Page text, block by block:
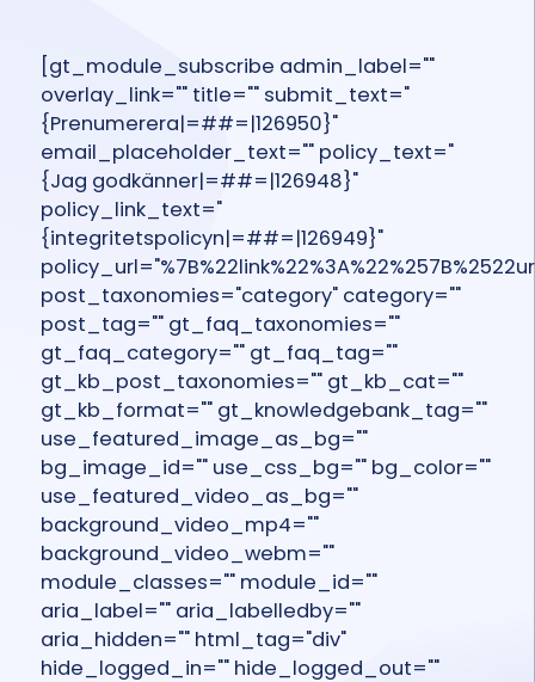
[gt_module_subscribe admin_label=""
overlay_link="" title="" submit_text="
{Prenumerera|=##=|126950}"
email_placeholder_text="" policy_text="
{Jag godkänner|=##=|126948}"
policy_link_text="
{integritetspolicyn|=##=|126949}"
post_taxonomies="category" category=""
post_tag="" gt_faq_taxonomies=""
gt_faq_category="" gt_faq_tag=""
gt_kb_post_taxonomies="" gt_kb_cat=""
gt_kb_format="" gt_knowledgebank_tag=""
use_featured_image_as_bg=""
bg_image_id="" use_css_bg="" bg_color=""
use_featured_video_as_bg=""
background_video_mp4=""
background_video_webm=""
module_classes="" module_id=""
aria_label="" aria_labelledby=""
aria_hidden="" html_tag="div"
hide_logged_in="" hide_logged_out=""